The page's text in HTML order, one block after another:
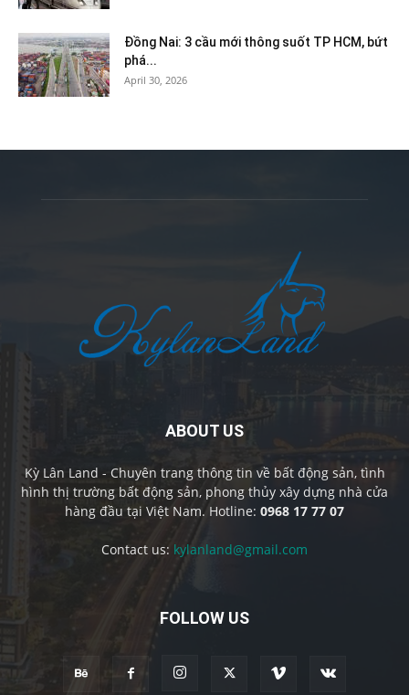
Đồng Nai: 3 cầu mới thông suốt TP HCM, bứt
phá...
April 30, 2026
ABOUT US
Kỳ Lân Land - Chuyên trang thông tin về bất động sản, tình
hình thị trường bất động sản, phong thủy xây dựng nhà cửa
hàng đầu tại Việt Nam. Hotline: 0968 17 77 07
Contact us: kylanland@gmail.com
FOLLOW US